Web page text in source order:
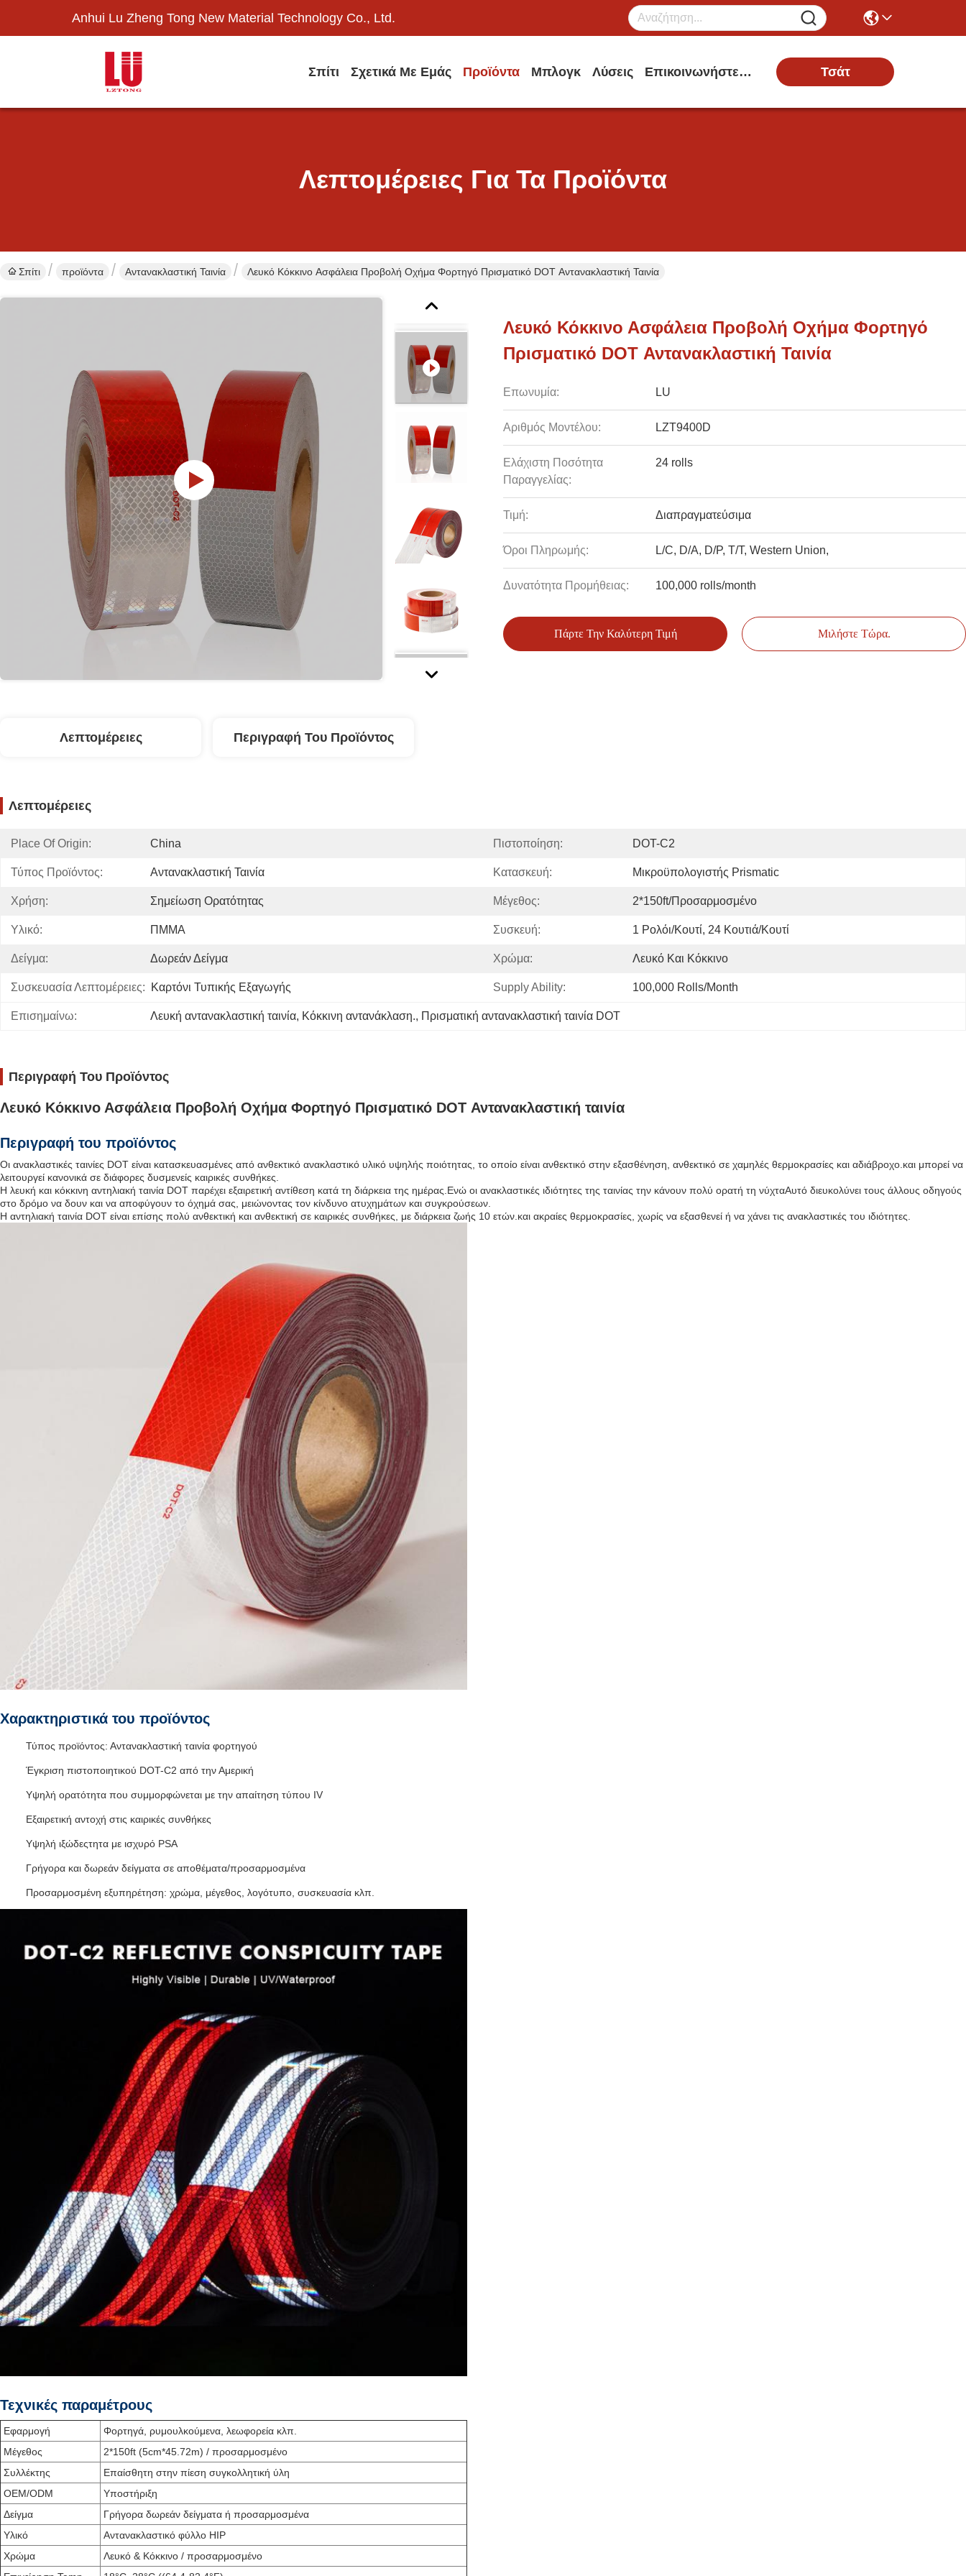
Anhui Lu Zheng Tong New Material Technology Co., Ltd.
Σπίτι Σχετικά Με Εμάς Προϊόντα Μπλογκ Λύσεις Επικοινωνήστε Μαζί Μας Τσάτ
Λεπτομέρειες Για Τα Προϊόντα
Σπίτι προϊόντα Αντανακλαστική Ταινία Λευκό Κόκκινο Ασφάλεια Προβολή Οχήμα Φορτηγό Πρισματικό DOT Αντανακλαστική Ταινία
Λευκό Κόκκινο Ασφάλεια Προβολή Οχήμα Φορτηγό
Πρισματικό DOT Αντανακλαστική Ταινία
Επωνυμία: LU
Αριθμός Μοντέλου: LZT9400D
Ελάχιστη Ποσότητα
Παραγγελίας:
24 rolls
Τιμή: Διαπραγματεύσιμα
Όροι Πληρωμής: L/C, D/A, D/P, T/T, Western Union,
Δυνατότητα Προμήθειας: 100,000 rolls/month
Πάρτε Την Καλύτερη Τιμή Μιλήστε Τώρα.
Λεπτομέρειες Περιγραφή Του Προϊόντος
Λεπτομέρειες
Place Of Origin: China Πιστοποίηση: DOT-C2
Τύπος Προϊόντος: Αντανακλαστική Ταινία Κατασκευή: Μικροϋπολογιστής Prismatic
Χρήση: Σημείωση Ορατότητας Μέγεθος: 2*150ft/προσαρμοσμένο
Υλικό: ΠΜΜΑ Συσκευή: 1 Ρολόι/κουτί, 24 Κουτιά/κουτί
Δείγμα: Δωρεάν Δείγμα Χρώμα: Λευκό Και Κόκκινο
Συσκευασία Λεπτομέρειες: Καρτόνι Τυπικής Εξαγωγής Supply Ability: 100,000 Rolls/month
Επισημαίνω: Λευκή αντανακλαστική ταινία, Κόκκινη αντανάκλαση., Πρισματική αντανακλαστική ταινία DOT
Περιγραφή Του Προϊόντος
Λευκό Κόκκινο Ασφάλεια Προβολή Οχήμα Φορτηγό Πρισματικό DOT Αντανακλαστική ταινία
Περιγραφή του προϊόντος
Οι ανακλαστικές ταινίες DOT είναι κατασκευασμένες από ανθεκτικό ανακλαστικό υλικό υψηλής ποιότητας, το οποίο είναι ανθεκτικό στην εξασθένηση, ανθεκτικό σε χαμηλές θερμοκρασίες και αδιάβροχο.και μπορεί να
λειτουργεί κανονικά σε διάφορες δυσμενείς καιρικές συνθήκες.
Η λευκή και κόκκινη αντηλιακή ταινία DOT παρέχει εξαιρετική αντίθεση κατά τη διάρκεια της ημέρας.Ενώ οι ανακλαστικές ιδιότητες της ταινίας την κάνουν πολύ ορατή τη νύχταΑυτό διευκολύνει τους άλλους οδηγούς
στο δρόμο να δουν και να αποφύγουν το όχημά σας, μειώνοντας τον κίνδυνο ατυχημάτων και συγκρούσεων.
Η αντηλιακή ταινία DOT είναι επίσης πολύ ανθεκτική και ανθεκτική σε καιρικές συνθήκες, με διάρκεια ζωής 10 ετών.και ακραίες θερμοκρασίες, χωρίς να εξασθενεί ή να χάνει τις ανακλαστικές του ιδιότητες.
Χαρακτηριστικά του προϊόντος
Τύπος προϊόντος: Αντανακλαστική ταινία φορτηγού
Έγκριση πιστοποιητικού DOT-C2 από την Αμερική
Υψηλή ορατότητα που συμμορφώνεται με την απαίτηση τύπου IV
Εξαιρετική αντοχή στις καιρικές συνθήκες
Υψηλή ιξώδεςτητα με ισχυρό PSA
Γρήγορα και δωρεάν δείγματα σε αποθέματα/προσαρμοσμένα
Προσαρμοσμένη εξυπηρέτηση: χρώμα, μέγεθος, λογότυπο, συσκευασία κλπ.
Τεχνικές παραμέτρους
Εφαρμογή
Φορτηγά, ρυμουλκούμενα, λεωφορεία κλπ.
Μέγεθος
2*150ft (5cm*45.72m) / προσαρμοσμένο
Συλλέκτης
Επαίσθητη στην πίεση συγκολλητική ύλη
OEM/ODM
Υποστήριξη
Δείγμα
Γρήγορα δωρεάν δείγματα ή προσαρμοσμένα
Υλικό
Αντανακλαστικό φύλλο HIP
Χρώμα
Λευκό & Κόκκινο / προσαρμοσμένο